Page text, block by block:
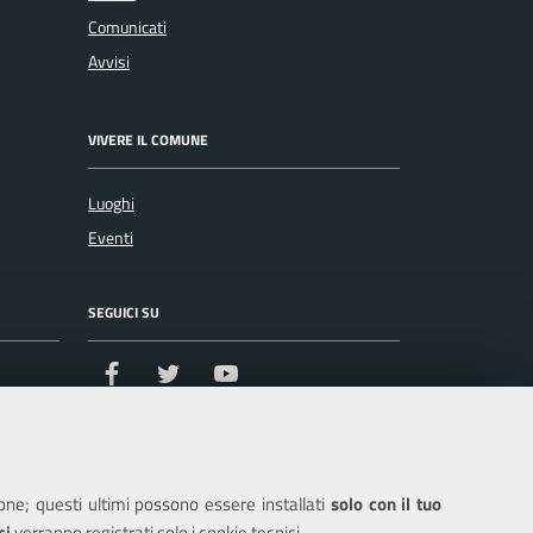
questi ultimi possono essere installati solo con il tuo
Comunicati
Avvisi
VIVERE IL COMUNE
Luoghi
Eventi
SEGUICI SU
Facebook Twitter